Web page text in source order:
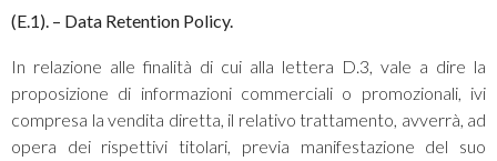
(E.1). – Data Retention Policy.
In relazione alle finalità di cui alla lettera D.3, vale a dire la
proposizione di informazioni commerciali o promozionali, ivi
compresa la vendita diretta, il relativo trattamento, avverrà, ad
opera dei rispettivi titolari, previa manifestazione del suo